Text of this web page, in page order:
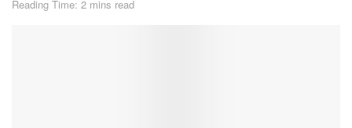
Reading Time: 2 mins read